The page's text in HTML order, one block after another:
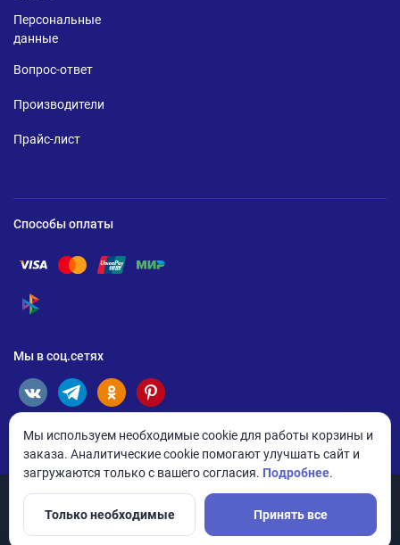
Персональные
данные
Вопрос-ответ
Производители
Прайс-лист
Способы оплаты
Помощь по оплате Visa
Помощь по оплате Mastercard
Помощь по оплате UnionPay
Помощь по оплате Мир
Помощь по оплате СБП
Мы в соц.сетях
© 2026 ANDPRO / ООО «АНД-Системс»
Мы используем необходимые cookie для работы корзины и
заказа. Аналитические cookie помогают улучшать сайт и
загружаются только с вашего согласия. Подробнее.
Только необходимые Принять все